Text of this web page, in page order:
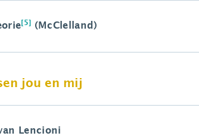
[5] (McClelland)
jou en mij
Lencioni